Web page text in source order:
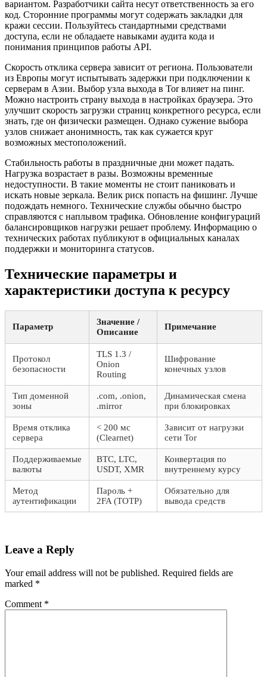
вариантом. Разработчики сайта несут ответственность за его
код. Сторонние программы могут содержать закладки для
кражи сессии. Пользуйтесь стандартными средствами
доступа, если не обладаете навыками аудита кода и
понимания принципов работы API.
Скорость отклика сервера зависит от региона. Пользователи
из Европы могут испытывать задержки при подключении к
серверам в Азии. Выбор узла выхода в Tor влияет на пинг.
Можно настроить страну выхода в настройках браузера. Это
улучшит скорость загрузки страниц конкретного ресурса, если
знать, где он физически размещен. Однако сужение выбора
узлов снижает анонимность, так как сужается круг
возможных местоположений.
Стабильность работы в праздничные дни может падать.
Нагрузка возрастает в разы. Возможны временные
недоступности. В такие моменты не стоит паниковать и
искать новые зеркала. Велик риск попасть на фишинг. Лучше
подождать немного. Технические службы обычно быстро
справляются с наплывом трафика. Обновление конфигураций
балансировщиков нагрузки решает проблему. Информацию о
технических работах публикуют в официальных каналах
поддержки и мониторинга статусов.
Технические параметры и
характеристики доступа к ресурсу
Параметр
Значение /
Описание
Примечание
Протокол
безопасности
TLS 1.3 /
Onion
Routing
Шифрование
конечных узлов
Тип доменной
зоны
.com, .onion,
.mirror
Динамическая смена
при блокировках
Время отклика
сервера
< 200 мс
(Clearnet)
Зависит от нагрузки
сети Tor
Поддерживаемые
валюты
BTC, LTC,
USDT, XMR
Конвертация по
внутреннему курсу
Метод
аутентификации
Пароль +
2FA (TOTP)
Обязательно для
вывода средств
Leave a Reply
Your email address will not be published. Required fields are
marked *
Comment *